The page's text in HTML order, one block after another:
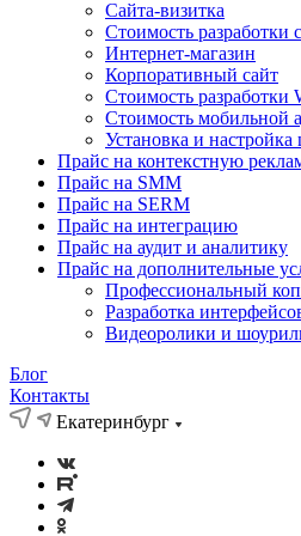
Cайта-визитка
Стоимость разработки
Интернет-магазин
Корпоративный сайт
Стоимость разработки
Стоимость мобильной
Установка и настройка
Прайс на контекстную
Прайс на SMM
Прайс на SERM
Прайс на интеграцию
Прайс на аудит и аналитику
Прайс на дополнительные
Профессиональный
Разработка
Видеоролики и
Блог
Контакты
Екатеринбург